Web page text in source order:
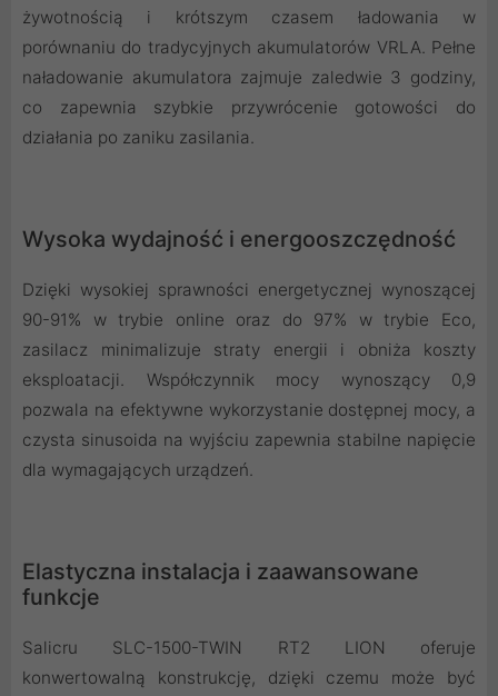
żywotnością i krótszym czasem ładowania w
porównaniu do tradycyjnych akumulatorów VRLA. Pełne
naładowanie akumulatora zajmuje zaledwie 3 godziny,
co zapewnia szybkie przywrócenie gotowości do
działania po zaniku zasilania.
Wysoka wydajność i energooszczędność
Dzięki wysokiej sprawności energetycznej wynoszącej
90-91% w trybie online oraz do 97% w trybie Eco,
zasilacz minimalizuje straty energii i obniża koszty
eksploatacji. Współczynnik mocy wynoszący 0,9
pozwala na efektywne wykorzystanie dostępnej mocy, a
czysta sinusoida na wyjściu zapewnia stabilne napięcie
dla wymagających urządzeń.
Elastyczna instalacja i zaawansowane
funkcje
Salicru SLC-1500-TWIN RT2 LION oferuje
konwertowalną konstrukcję, dzięki czemu może być